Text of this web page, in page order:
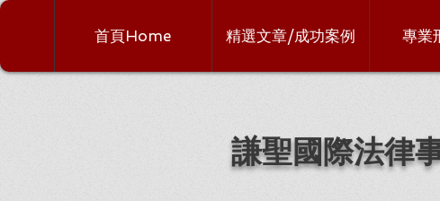
首頁Home 精選文章/成功案例 專業
謙聖國際法律